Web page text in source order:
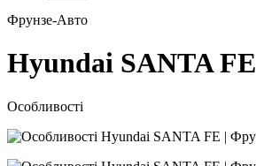
Фрунзе-Авто
Hyundai SANTA FE
Особливості